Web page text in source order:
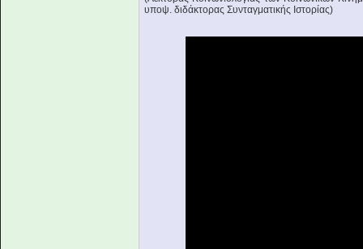
υποψ. διδάκτορας Συνταγματικής Ιστορίας)